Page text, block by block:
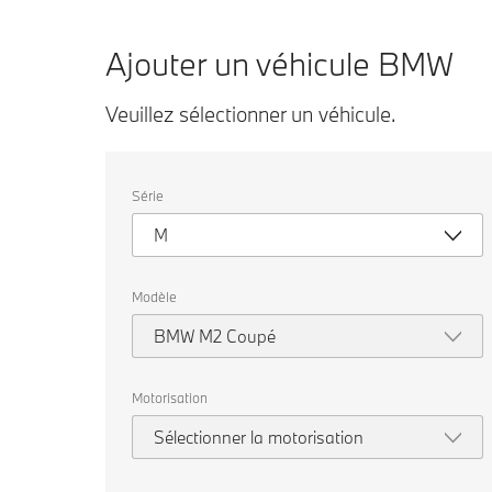
Ajouter un véhicule BMW
Veuillez sélectionner un véhicule.
sélectionner
un
véhicule.
Série
M
Modèle
BMW M2 Coupé
Motorisation
Sélectionner la motorisation